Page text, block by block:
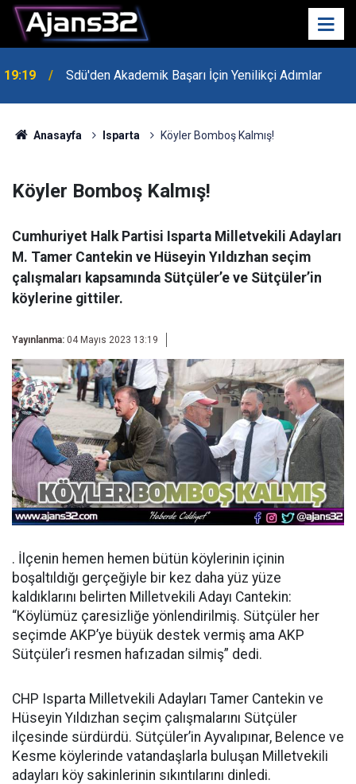
19:19 Sdü'den Akademik Başarı İçin Yenilikçi Adımlar
Anasayfa Isparta Köyler Bomboş Kalmış!
Köyler Bomboş Kalmış!
Cumhuriyet Halk Partisi Isparta Milletvekili Adayları
M. Tamer Cantekin ve Hüseyin Yıldızhan seçim
çalışmaları kapsamında Sütçüler’e ve Sütçüler’in
köylerine gittiler.
Yayınlanma: 04 Mayıs 2023 13:19
. İlçenin hemen hemen bütün köylerinin içinin
boşaltıldığı gerçeğiyle bir kez daha yüz yüze
kaldıklarını belirten Milletvekili Adayı Cantekin:
“Köylümüz çaresizliğe yönlendirilmiş. Sütçüler her
seçimde AKP’ye büyük destek vermiş ama AKP
Sütçüler’i resmen hafızadan silmiş” dedi.
CHP Isparta Milletvekili Adayları Tamer Cantekin ve
Hüseyin Yıldızhan seçim çalışmalarını Sütçüler
ilçesinde sürdürdü. Sütçüler’in Ayvalıpınar, Belence ve
Kesme köylerinde vatandaşlarla buluşan Milletvekili
adayları köy sakinlerinin sıkıntılarını dinledi.